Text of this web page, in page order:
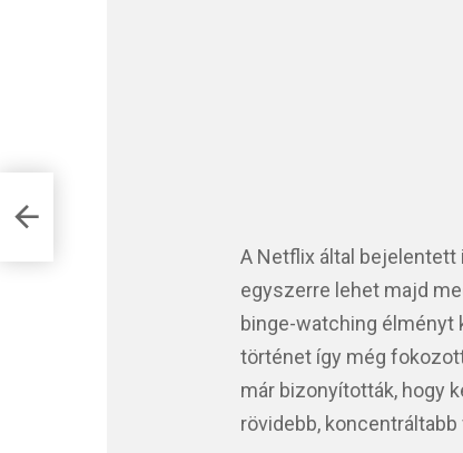
A Netflix által
egyszerre lehet majd
binge-watching élményt
történet így még
már bizonyították, hogy
rövidebb,